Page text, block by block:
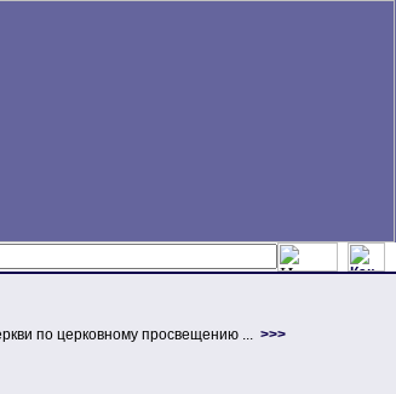
по церковному просвещению ... >>>